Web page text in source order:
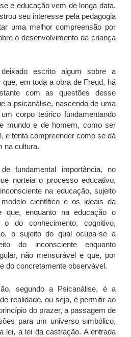
e educação vem de longa data,
seu interesse pela pedagogia
uma melhor compreensão por
o desenvolvimento da criança
escrito algum sobre a
em toda a obra de Freud, há
com as questões desse
a psicanálise, nascendo de uma
corpo teórico fundamentando
mundo e de homem, como ser
e tenta compreender como se dá
na cultura.
fundamental importância, no
norteia o processo educativo,
na educação, sujeito
científico e os ideais da
que, enquanto na educação o
do conhecimento, cognitivo,
o sujeito do qual ocupa-se a
do inconsciente enquanto
não mensurável e que, por
do concretamente observável.
segundo a Psicanálise, é a
realidade, ou seja, é permitir ao
do prazer, a passagem de
para um universo simbólico,
lei, a lei da castração. A entrada